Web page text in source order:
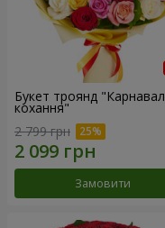
Букет троянд "Карнавал
кохання"
2 799 грн
Замовити